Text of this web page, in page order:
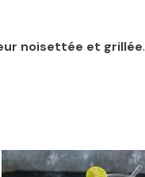
noisettée et grillée.